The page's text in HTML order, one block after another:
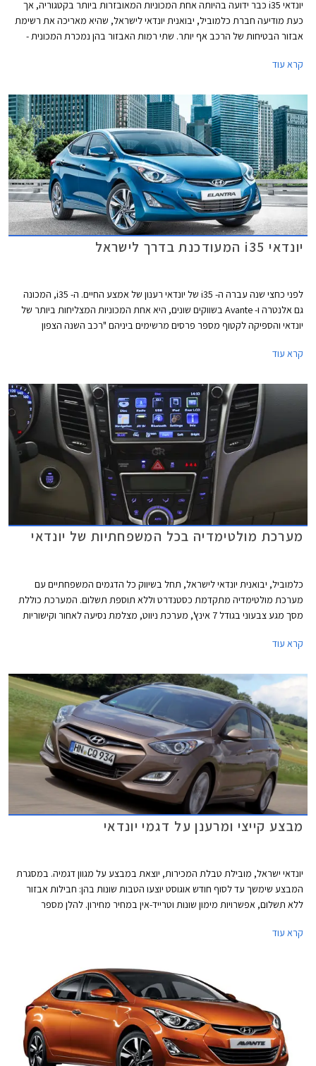
יונדאי i35 כבר ידועה בהיותה אחת המכוניות המאובזרות ביותר בקטגוריה, אך
כעת מודיעה חברת כלמוביל, יבואנית יונדאי לישראל, שהיא מאריכה את רשימת
אבזור הבטיחות של הרכב אף יותר. שתי רמות האבזור בהן נמכרת המכונית -
מובילאיי וללא שינוי במחיר.
קרא עוד
יונדאי i35 המעודכנת בדרך לישראל
לפני כחצי שנה עברה ה- i35 של יונדאי רענון של אמצע החיים. ה- i35, המכונה
גם אלנטרה ו- Avante בשווקים שונים, היא אחת המכוניות המצליחות ביותר של
יונדאי והספיקה לקטוף מספר פרסים מרשימים ביניהם "רכב השנה הצפון
בעיצוב חדש, פנסי תאורת יום חדשים וחישוקי סגסוגת בעיצוב חדש. תא הנוסעים
מיזוג למושב האחורי ועוד.
קרא עוד
מערכת מולטימדיה בכל המשפחתיות של יונדאי
כלמוביל, יבואנית יונדאי לישראל, תחל בשיווק כל הדגמים המשפחתיים עם
מערכת מולטימדיה מתקדמת כסטנדרט וללא תוספת תשלום. המערכת כוללת
מסך מגע צבעוני בגודל 7 אינץ', מערכת ניווט, מצלמת נסיעה לאחור וקישוריות
קרא עוד
מבצע קייצי ומרענן על דגמי יונדאי
יונדאי ישראל, מובילת טבלת המכירות, יוצאת במבצע על מגוון דגמיה. במסגרת
המבצע שימשך עד לסוף חודש אוגוסט יוצעו הטבות שונות בהן: חבילות אבזור
ללא תשלום, אפשרויות מימון שונות וטרייד-אין במחיר מחירון. להלן מספר
קרא עוד